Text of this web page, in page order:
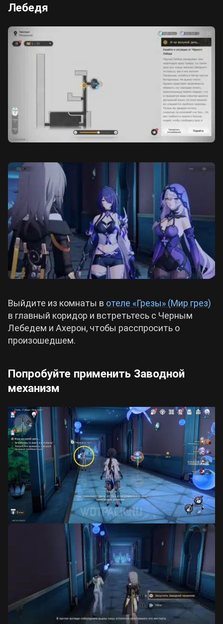
Лебедя
Выйдите из комнаты в отеле «Грезы» (Мир грез)
в главный коридор и встретьтесь с Черным
Лебедем и Ахерон, чтобы расспросить о
произошедшем.
Попробуйте применить Заводной
механизм